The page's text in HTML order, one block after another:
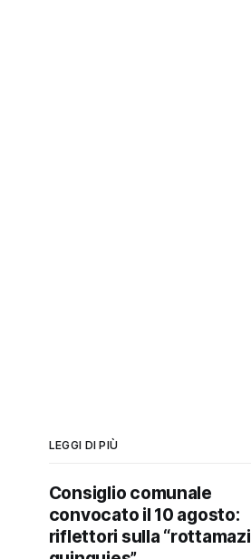
LEGGI DI PIÙ
Consiglio comunale
convocato il 10 agosto:
riflettori sulla